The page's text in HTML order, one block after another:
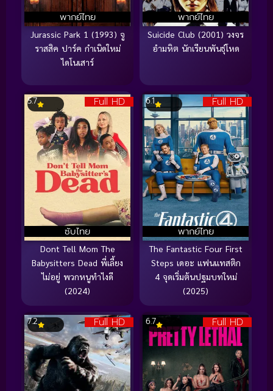
พากย์ไทย
Jurassic Park 1 (1993) จู
ราสสิค ปาร์ค กำเนิดใหม่
ไดโนเสาร์
พากย์ไทย
Suicide Club (2001) วงจร
อำมหิต นักเรียนพันธุ์โหด
Full HD
ซับไทย
5.7
Dont Tell Mom The
Babysitters Dead พี่เลี้ยง
ไม่อยู่ พวกหนูทำไงดี
(2024)
Full HD
พากย์ไทย
6.1
The Fantastic Four First
Steps เดอะ แฟนแทสติก
4 จุดเริ่มต้นปฐมบทใหม่
(2025)
Full HD
7.2 Full HD
6.7